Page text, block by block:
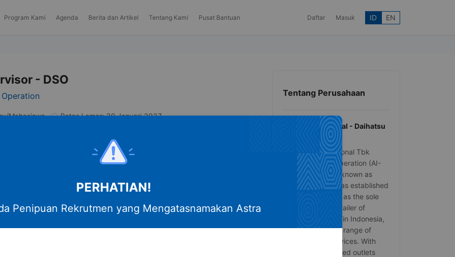
Program Kami Agenda Berita dan Artikel Tentang Kami Pusat Bantuan Daftar Masuk ID EN
- DSO
Mahasiswa Batas Lamar:30 Januari 2027
cabang-cabang Astra Daihatsu.
rencana bisnis untuk cabang-cabang Astra Daihatsu.
administrasi di cabang berjalan lancar sesuai SOP.
Tentang Perusahaan
Astra International - Daihatsu
Sales Operation
PT Astra International Tbk
Daihatsu Sales Operation (AI-
DSO), commonly known as
Astra Daihatsu, was established
in 1973. It serves as the sole
distributor and retailer of
Daihatsu vehicles in Indonesia,
offering a diverse range of
products and services. With
over 125 authorized outlets
PERHATIAN!
Penipuan Rekrutmen yang Mengatasnamakan Astra